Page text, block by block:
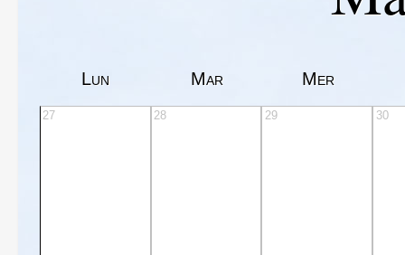
Lun Mar Mer
27 28 29 30